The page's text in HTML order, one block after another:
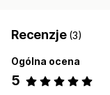
Recenzje (3)
Ogólna ocena
5